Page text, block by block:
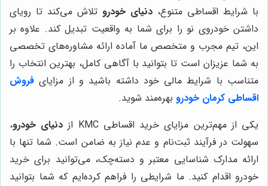
با شرایط اقساطی متنوع، دنیای خودرو تلاش می‌کند تا رویای
داشتن خودروی نو را برای شما به واقعیت تبدیل کند. علاوه بر
این، تیم مجرب و متخصص ما آماده ارائه مشاوره‌های تخصصی
به شما عزیزان است تا بتوانید با آگاهی کامل، بهترین انتخاب را
متناسب با شرایط مالی خود داشته باشید و از مزایای فروش
اقساطی کرمان خودرو بهره‌مند شوید.
یکی از مهم‌ترین مزایای خرید اقساطی KMC از
دنیای خودرو،
سهولت در فرآیند ثبت‌نام و عدم نیاز به ضامن است. شما تنها با
ارائه مدارک شناسایی معتبر و دسته‌چک، می‌توانید برای خرید
خودرو اقدام کنید. ما شرایطی را فراهم کرده‌ایم که شما بتوانید